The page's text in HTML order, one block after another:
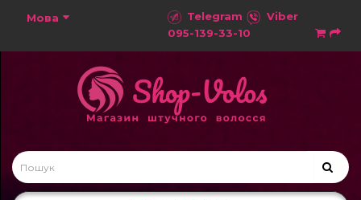
Мова Telegram
Viber
095-139-33-10